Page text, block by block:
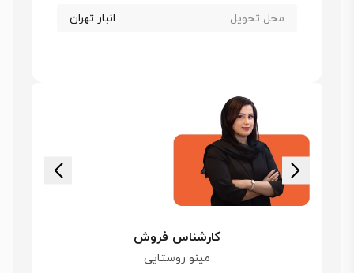
محل تحویل
انبار تهران
کارشناس فروش
مینو روستایی